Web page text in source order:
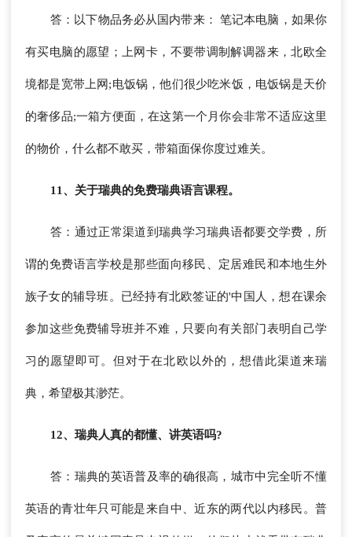
答：以下物品务必从国内带来： 笔记本电脑，如果你
有买电脑的愿望；上网卡，不要带调制解调器来，北欧全
境都是宽带上网;电饭锅，他们很少吃米饭，电饭锅是天价
的奢侈品;一箱方便面，在这第一个月你会非常不适应这里
的物价，什么都不敢买，带箱面保你度过难关。
11、关于瑞典的免费瑞典语言课程。
答：通过正常渠道到瑞典学习瑞典语都要交学费，所
谓的免费语言学校是那些面向移民、定居难民和本地生外
族子女的辅导班。已经持有北欧签证的'中国人，想在课余
参加这些免费辅导班并不难，只要向有关部门表明自己学
习的愿望即可。但对于在北欧以外的，想借此渠道来瑞
典，希望极其渺茫。
12、瑞典人真的都懂、讲英语吗?
答：瑞典的英语普及率的确很高，城市中完全听不懂
英语的青壮年只可能是来自中、近东的两代以内移民。普